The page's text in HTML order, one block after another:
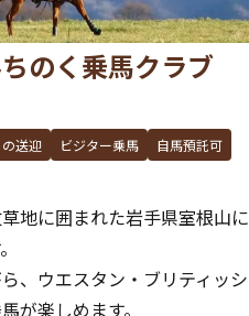
のく乗馬クラブ
送迎 ビジター乗馬
自馬預託可
地に囲まれた岩手県室根山に
、ウエスタン・ブリティッシ
が楽しめます。